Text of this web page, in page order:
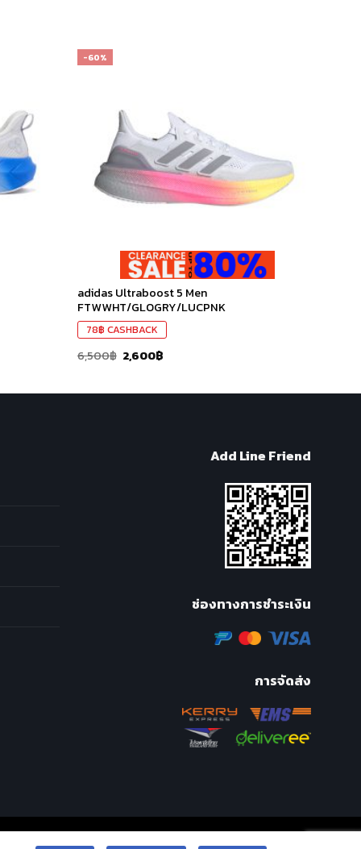
สินค้า
ที่ชอบ
-60%
adidas Ultraboost 5 Men
FTWWHT/GLOGRY/LUCPNK
78฿ CASHBACK
6,500฿ 2,600฿
Add Line Friend
ช่องทางการชำระเงิน
การจัดส่ง